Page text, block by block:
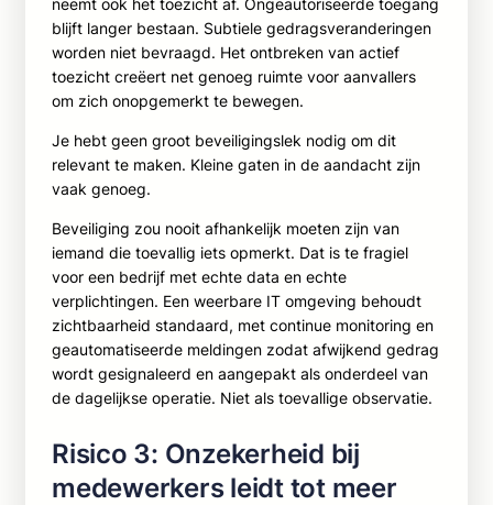
neemt ook het toezicht af. Ongeautoriseerde toegang
blijft langer bestaan. Subtiele gedragsveranderingen
worden niet bevraagd. Het ontbreken van actief
toezicht creëert net genoeg ruimte voor aanvallers
om zich onopgemerkt te bewegen.
Je hebt geen groot beveiligingslek nodig om dit
relevant te maken. Kleine gaten in de aandacht zijn
vaak genoeg.
Beveiliging zou nooit afhankelijk moeten zijn van
iemand die toevallig iets opmerkt. Dat is te fragiel
voor een bedrijf met echte data en echte
verplichtingen. Een weerbare IT omgeving behoudt
zichtbaarheid standaard, met continue monitoring en
geautomatiseerde meldingen zodat afwijkend gedrag
wordt gesignaleerd en aangepakt als onderdeel van
de dagelijkse operatie. Niet als toevallige observatie.
Risico 3: Onzekerheid bij
medewerkers leidt tot meer